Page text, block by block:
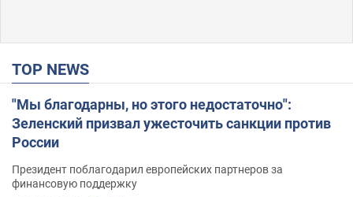
TOP NEWS
"Мы благодарны, но этого недостаточно":
Зеленский призвал ужесточить санкции против
России
Президент поблагодарил европейских партнеров за
финансовую поддержку